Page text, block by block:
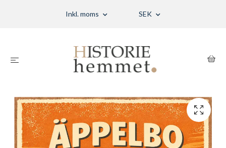
Inkl. moms SEK